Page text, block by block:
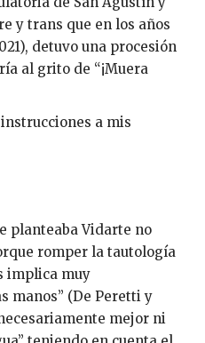
y trans que en los años
detuvo una procesión
al grito de “¡Muera
a mis
planteaba Vidarte no
romper la tautología
implica muy
manos” (De Peretti y
mejor ni